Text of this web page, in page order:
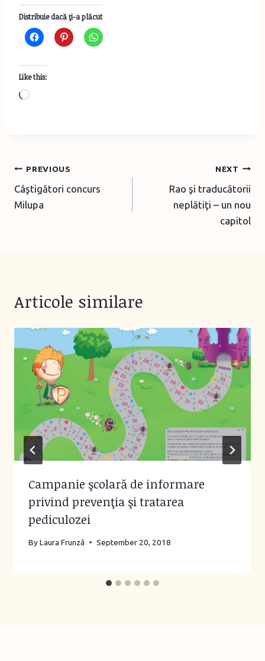
Distribuie dacă ţi-a plăcut
Like this:
L
n
g
…
Post
navigation
PREVIOUS
Câştigători concurs
Milupa
NEXT
Rao şi traducătorii
neplătiţi – un nou
capitol
Articole similare
Campanie şcolară de informare
privind prevenţia şi tratarea
pediculozei
ByLaura Frunză September 20, 2018